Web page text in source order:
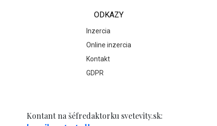
ODKAZY
Inzercia
Online inzercia
Kontakt
GDPR
Kontant na šéfredaktorku svetevity.sk: